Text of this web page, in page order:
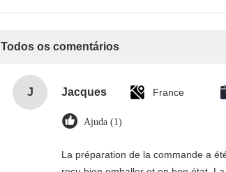
Todos os comentários
J Jacques France
Ajuda (1)
La préparation de la commande a